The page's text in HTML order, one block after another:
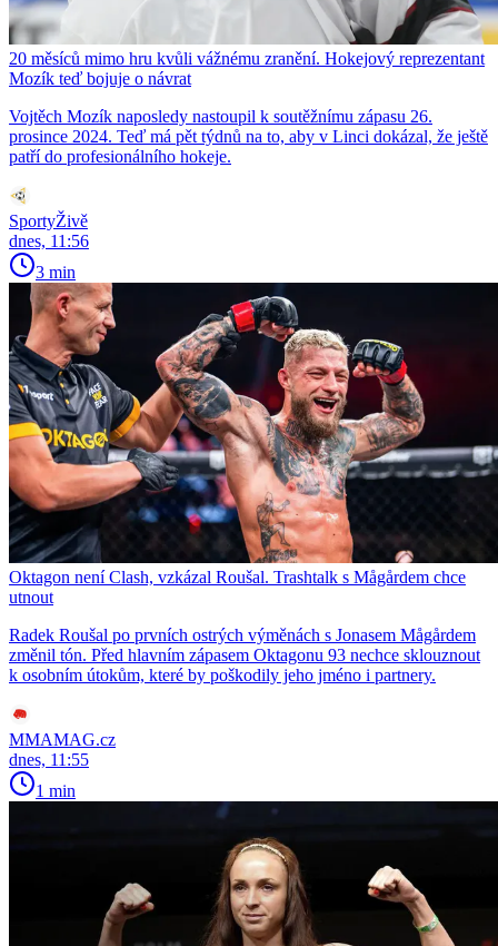
20 měsíců mimo hru kvůli vážnému zranění. Hokejový reprezentant
Mozík teď bojuje o návrat
Vojtěch Mozík naposledy nastoupil k soutěžnímu zápasu 26.
prosince 2024. Teď má pět týdnů na to, aby v Linci dokázal, že ještě
patří do profesionálního hokeje.
SportyŽivě
dnes, 11:56
3 min
Oktagon není Clash, vzkázal Roušal. Trashtalk s Mågårdem chce
utnout
Radek Roušal po prvních ostrých výměnách s Jonasem Mågårdem
změnil tón. Před hlavním zápasem Oktagonu 93 nechce sklouznout
k osobním útokům, které by poškodily jeho jméno i partnery.
MMAMAG.cz
dnes, 11:55
1 min